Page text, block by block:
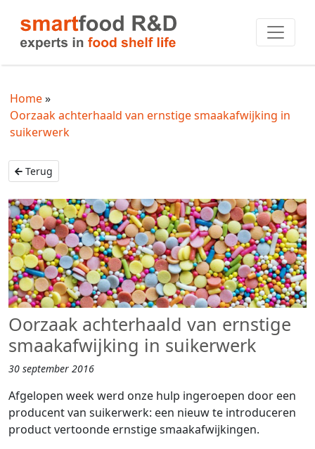
Home
Oorzaak achterhaald van ernstige smaakafwijking in
suikerwerk
Terug
Oorzaak achterhaald van ernstige
smaakafwijking in suikerwerk
30 september 2016
Afgelopen week werd onze hulp ingeroepen door een
producent van suikerwerk: een nieuw te introduceren
product vertoonde ernstige smaakafwijkingen.